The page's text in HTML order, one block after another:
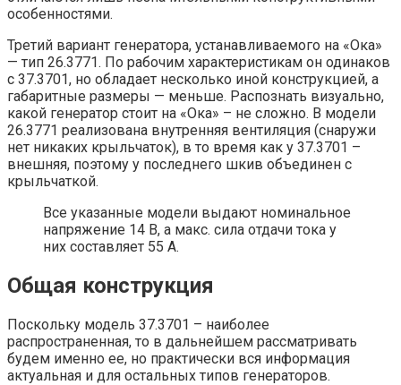
особенностями.
Третий вариант генератора, устанавливаемого на «Ока»
— тип 26.3771. По рабочим характеристикам он одинаков
с 37.3701, но обладает несколько иной конструкцией, а
габаритные размеры — меньше. Распознать визуально,
какой генератор стоит на «Ока» – не сложно. В модели
26.3771 реализована внутренняя вентиляция (снаружи
нет никаких крыльчаток), в то время как у 37.3701 –
внешняя, поэтому у последнего шкив объединен с
крыльчаткой.
Все указанные модели выдают номинальное
напряжение 14 В, а макс. сила отдачи тока у
них составляет 55 А.
Общая конструкция
Поскольку модель 37.3701 – наиболее
распространенная, то в дальнейшем рассматривать
будем именно ее, но практически вся информация
актуальная и для остальных типов генераторов.